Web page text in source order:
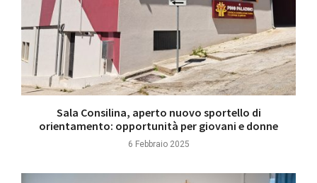
Sala Consilina, aperto nuovo sportello di
orientamento: opportunità per giovani e donne
6 Febbraio 2025